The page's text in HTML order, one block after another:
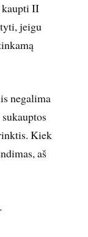
kaupti II
jeigu
negalima
Kiek
aš
.